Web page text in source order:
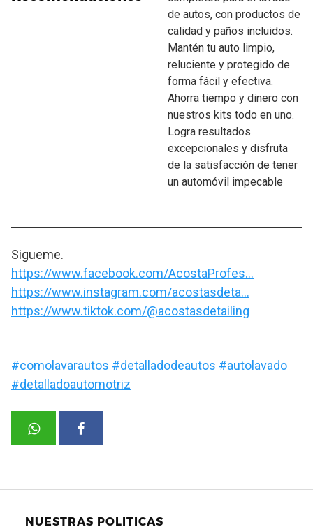
de autos, con productos de
calidad y paños incluidos.
Mantén tu auto limpio,
reluciente y protegido de
forma fácil y efectiva.
Ahorra tiempo y dinero con
nuestros kits todo en uno.
Logra resultados
excepcionales y disfruta
de la satisfacción de tener
un automóvil impecable
Sigueme.
https://www.facebook.com/AcostaProfes…
https://www.instagram.com/acostasdeta…
https://www.tiktok.com/@acostasdetailing
#comolavarautos #detalladodeautos #autolavado
#detalladoautomotriz
NUESTRAS POLITICAS